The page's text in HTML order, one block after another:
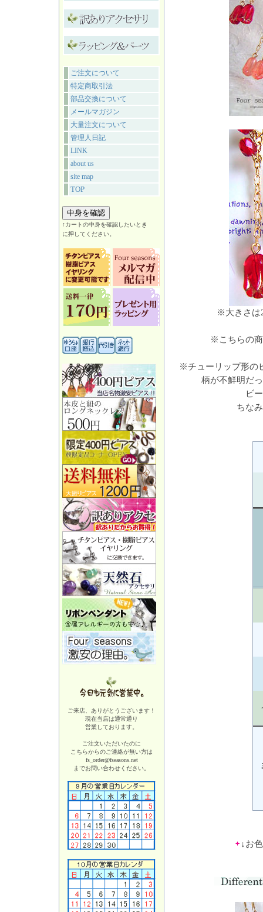
ご注文について
特定商取引法
部品交換について
メールマガジン
大量注文について
管理人日記
LINK
about us
site map
TOP
↑カートの中身を確認したいとき
に押してください。
ご来店、ありがとうございます！
現在当店は通常通り
営業しております。
ご注文いただいたのに
こちらからのご連絡が無い方は
fs_order@fseasons.net
までお問い合わせください。
※大きさは
※こちらの
※チューリップ形の
柄が不鮮明だ
ビ
ちな
↓お